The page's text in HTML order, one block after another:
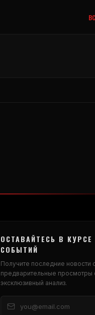
ОСТАВАЙТЕСЬ В КУРСЕ
СОБЫТИЙ
Получите последние новости
предварительные просмотры
эксклюзивный анализ.